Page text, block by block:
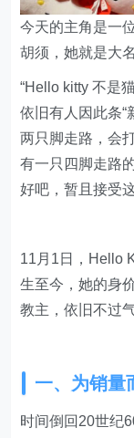
今天的主角是一
胡须，她就是大
“Hello kitty 不是
依旧有人因此条“
两只脚走路，会
有一只四脚走路
好吧，暂且接受
11月1日，Hello
生至今，她的身
教主，依旧不过
一、为销量
时间倒回20世纪